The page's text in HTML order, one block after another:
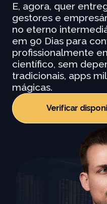
E, agora, quer
gestores e
no eterno
em 90 Dias para
profissionalmente
científico, sem
tradicionais, apps
mágicas.
Verificar